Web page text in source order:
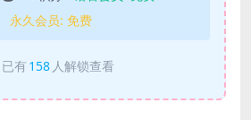
永久会员: 免费
已有 158 人解锁查看